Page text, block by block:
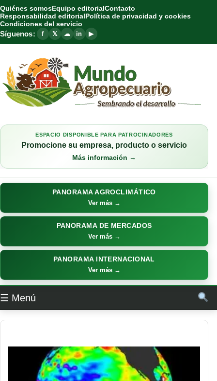
Quiénes somosEquipo editorialContacto
Responsabilidad editorialPolítica de privacidad y cookies
Condiciones del servicio
Síguenos: f 𝕏 ☁ in ▶
ESPACIO DISPONIBLE PARA PATROCINADORES
Promocione su empresa, producto o servicio
Más información →
PANORAMA AGROCLIMÁTICO
Ver más →
PANORAMA DE MERCADOS
Ver más →
PANORAMA INTERNACIONAL
Ver más →
☰ Menú